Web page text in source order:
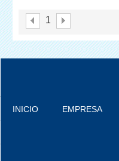
1
INICIO EMPRESA